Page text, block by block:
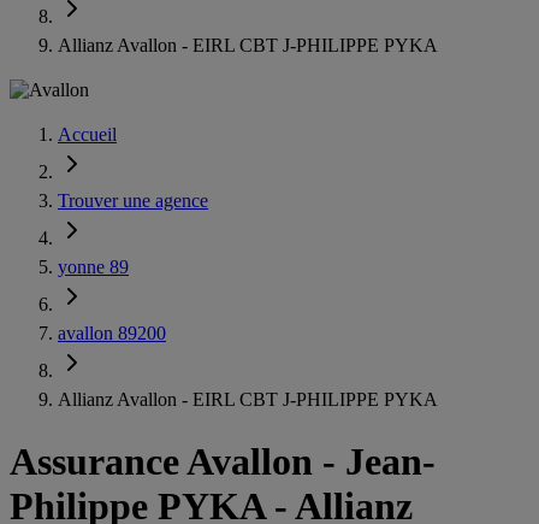
Allianz Avallon - EIRL CBT J-PHILIPPE PYKA
Accueil
Trouver une agence
yonne 89
avallon 89200
Allianz Avallon - EIRL CBT J-PHILIPPE PYKA
Assurance Avallon - Jean-
Philippe PYKA - Allianz